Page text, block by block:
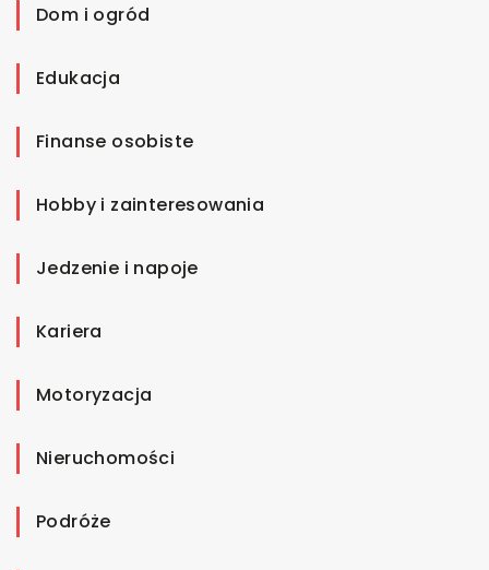
Dom i ogród
Edukacja
Finanse osobiste
Hobby i zainteresowania
Jedzenie i napoje
Kariera
Motoryzacja
Nieruchomości
Podróże